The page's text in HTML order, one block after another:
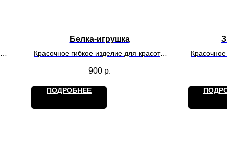
Белка-игрушка
Красочное гибкое изделие для красоты
антистресс.
900 р.
ПОДРОБНЕЕ
Красочное